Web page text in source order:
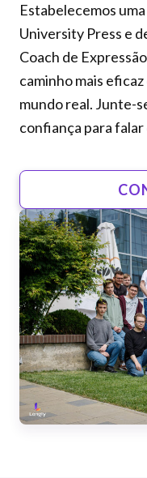
Estabelecemos
University Press e
Coach de
caminho mais
mundo real. Junte-
confiança para